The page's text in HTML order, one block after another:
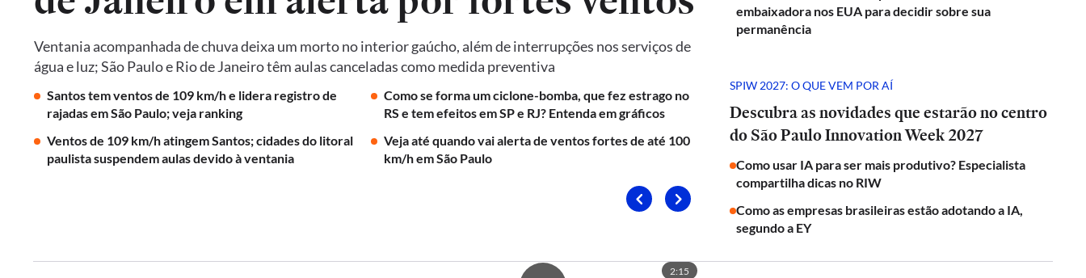
Ventania acompanhada de chuva deixa um morto no interior gaúcho, além de interrupções nos serviços de
água e luz; São Paulo e Rio de Janeiro têm aulas canceladas como medida preventiva
Santos tem ventos de 109 km/h e lidera registro de
rajadas em São Paulo; veja ranking
Como se forma um ciclone-bomba, que fez estrago no
RS e tem efeitos em SP e RJ? Entenda em gráficos
Ventos de 109 km/h atingem Santos; cidades do litoral
paulista suspendem aulas devido à ventania
Veja até quando vai alerta de ventos fortes de até 100
km/h em São Paulo
embaixadora nos EUA para decidir sobre sua
permanência
SPIW 2027: O QUE VEM POR AÍ
Descubra as novidades que estarão no centro
do São Paulo Innovation Week 2027
Como usar IA para ser mais produtivo? Especialista
compartilha dicas no RIW
Como as empresas brasileiras estão adotando a IA,
segundo a EY
2:15